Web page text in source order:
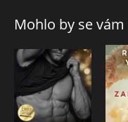
Mohlo by se